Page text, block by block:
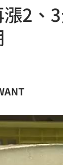
百萬！她公開
利用率衝90%
星涉毒被判死
世界青棒亞
挫5%！台
Eats疊單
漲2、